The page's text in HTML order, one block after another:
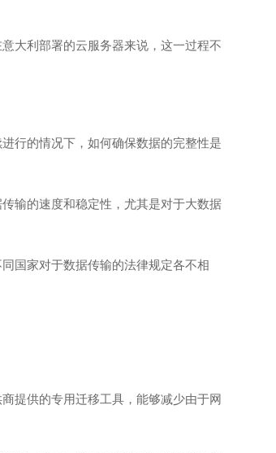
大利部署的云服务器来说，这一过程不
行的情况下，如何确保数据的完整性是
输的速度和稳定性，尤其是对于大数据
国家对于数据传输的法律规定各不相
提供的专用迁移工具，能够减少由于网